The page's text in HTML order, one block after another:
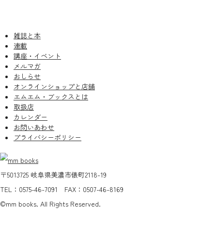
雑誌と本
連載
講座・イベント
メルマガ
おしらせ
オンラインショップと店舗
エムエム・ブックスとは
取扱店
カレンダー
お問いあわせ
プライバシーポリシー
〒5013725 岐阜県美濃市俵町2118-19
TEL：0575-46-7091 FAX：0507-46-8169
©mm books. All Rights Reserved.